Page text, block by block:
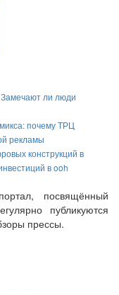
ли люди
почему ТРЦ
рекламы
конструкций в
в ooh
посвящённый
публикуются
прессы.